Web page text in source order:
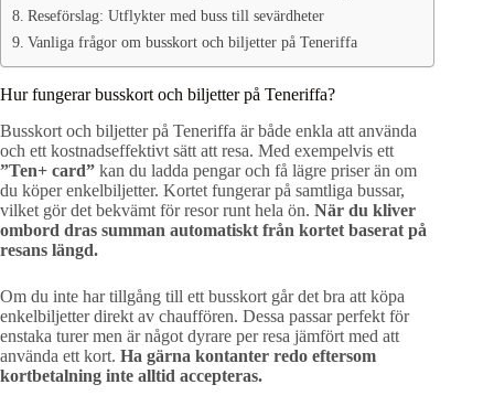
Reseförslag: Utflykter med buss till sevärdheter
Vanliga frågor om busskort och biljetter på Teneriffa
Hur fungerar busskort och biljetter på Teneriffa?
Busskort och biljetter på Teneriffa är både enkla att använda
och ett kostnadseffektivt sätt att resa. Med exempelvis ett
”Ten+ card” kan du ladda pengar och få lägre priser än om
du köper enkelbiljetter. Kortet fungerar på samtliga bussar,
vilket gör det bekvämt för resor runt hela ön. När du kliver
ombord dras summan automatiskt från kortet baserat på
resans längd.
Om du inte har tillgång till ett busskort går det bra att köpa
enkelbiljetter direkt av chauffören. Dessa passar perfekt för
enstaka turer men är något dyrare per resa jämfört med att
använda ett kort. Ha gärna kontanter redo eftersom
kortbetalning inte alltid accepteras.